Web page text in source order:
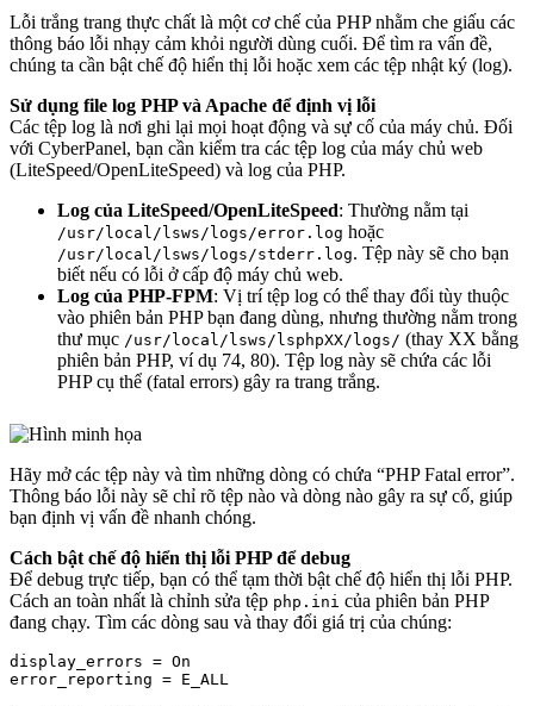
Lỗi trắng trang thực chất là một cơ chế của PHP nhằm che giấu các
thông báo lỗi nhạy cảm khỏi người dùng cuối. Để tìm ra vấn đề,
chúng ta cần bật chế độ hiển thị lỗi hoặc xem các tệp nhật ký (log).
Sử dụng file log PHP và Apache để định vị lỗi
Các tệp log là nơi ghi lại mọi hoạt động và sự cố của máy chủ. Đối
với CyberPanel, bạn cần kiểm tra các tệp log của máy chủ web
(LiteSpeed/OpenLiteSpeed) và log của PHP.
Log của LiteSpeed/OpenLiteSpeed: Thường nằm tại
/usr/local/lsws/logs/error.log hoặc
/usr/local/lsws/logs/stderr.log. Tệp này sẽ cho bạn
biết nếu có lỗi ở cấp độ máy chủ web.
Log của PHP-FPM: Vị trí tệp log có thể thay đổi tùy thuộc
vào phiên bản PHP bạn đang dùng, nhưng thường nằm trong
thư mục /usr/local/lsws/lsphpXX/logs/ (thay XX bằng
phiên bản PHP, ví dụ 74, 80). Tệp log này sẽ chứa các lỗi
PHP cụ thể (fatal errors) gây ra trang trắng.
Hãy mở các tệp này và tìm những dòng có chứa “PHP Fatal error”.
Thông báo lỗi này sẽ chỉ rõ tệp nào và dòng nào gây ra sự cố, giúp
bạn định vị vấn đề nhanh chóng.
Cách bật chế độ hiển thị lỗi PHP để debug
Để debug trực tiếp, bạn có thể tạm thời bật chế độ hiển thị lỗi PHP.
Cách an toàn nhất là chỉnh sửa tệp php.ini của phiên bản PHP
đang chạy. Tìm các dòng sau và thay đổi giá trị của chúng:
display_errors = On